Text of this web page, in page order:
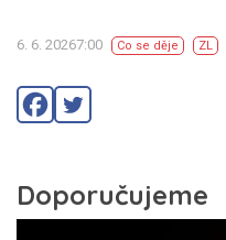
6. 6. 20267:00 Co se děje ZL